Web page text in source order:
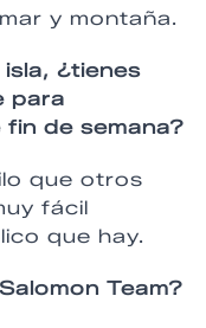
y montaña.
¿tienes
para
de semana?
que otros
fácil
que hay.
Team?